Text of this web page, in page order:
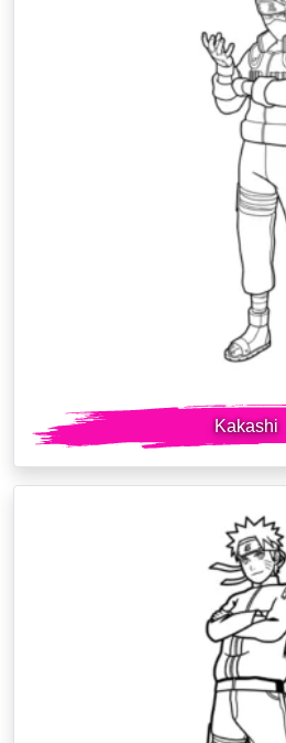
Kakashi